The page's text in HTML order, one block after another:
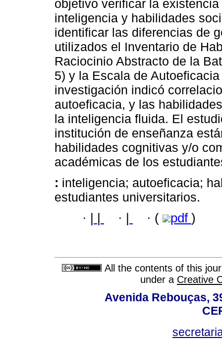
objetivo verificar la
inteligencia y habilidades
identificar las diferencias de
utilizados el Inventario de
Raciocinio Abstracto de la
5) y la Escala de
investigación indicó
autoeficacia, y las
la inteligencia fluida. El
institución de enseñanza
habilidades cognitivas y/o
académicas de los
: inteligencia; autoeficacia;
estudiantes universitarios.
· · · ( pdf )
All the contents of this
under a Creative
Avenida Rebouças,